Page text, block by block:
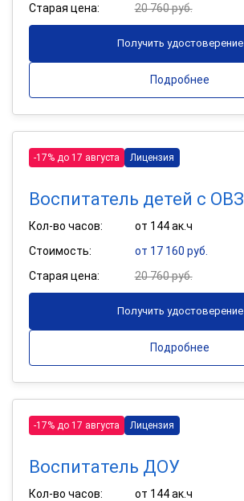
Старая цена:
20 760 руб.
Получить удостоверение
Подробнее
-17% до 17 августа Лицензия
Воспитатель детей с ОВЗ
Кол-во часов:
от 144 ак.ч
Стоимость:
от 17 160 руб.
Старая цена:
20 760 руб.
Получить удостоверение
Подробнее
-17% до 17 августа Лицензия
Воспитатель ДОУ
Кол-во часов:
от 144 ак.ч